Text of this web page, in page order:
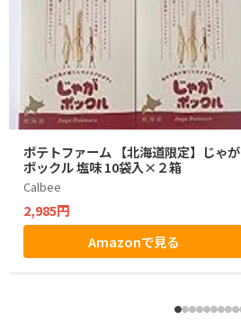
ポテトファーム 【北海道限定】じゃが
ポックル 塩味 10袋入×２箱
Calbee
2,985円
Amazonで見る